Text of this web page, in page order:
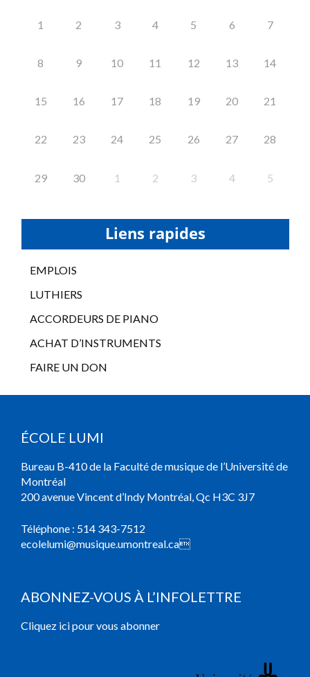
1 2 3 4 5 6 7
8 9 10 11 12 13 14
15 16 17 18 19 20 21
22 23 24 25 26 27 28
29 30 1 2 3 4 5
Liens rapides
EMPLOIS
LUTHIERS
ACCORDEURS DE PIANO
ACHAT D’INSTRUMENTS
FAIRE UN DON
ÉCOLE LUMI
Bureau B-410 de la Faculté de musique de l’Université de
Montréal
200 avenue Vincent d’Indy Montréal, Qc H3C 3J7
Téléphone : 514 343-7512
ecolelumi@musique.umontreal.ca
ABONNEZ-VOUS À L’INFOLETTRE
Cliquez ici pour vous abonner